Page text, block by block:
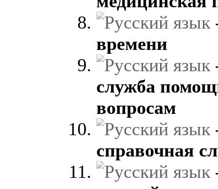
времени
служба
вопросам
справочная